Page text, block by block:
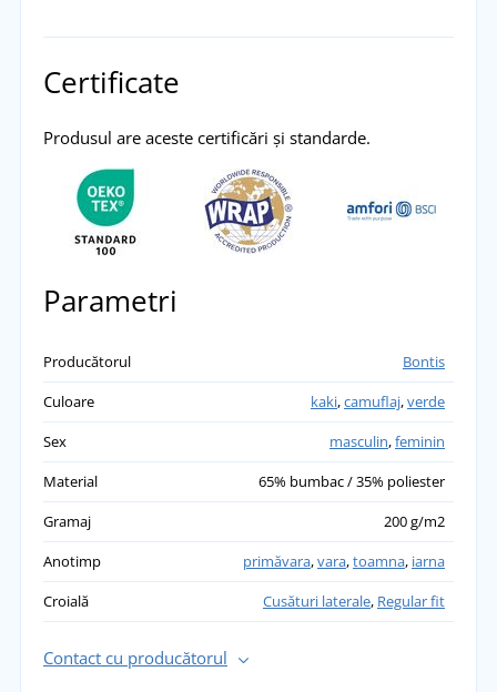
Certificate
Produsul are aceste certificări și standarde.
Parametri
Producătorul
Bontis
Culoare
kaki,camuflaj,verde
Sex
masculin,feminin
Material
65% bumbac / 35% poliester
Gramaj
200 g/m2
Anotimp
primăvara,vara,toamna, iarna
Croială
Cusături laterale, Regular fit
Contact cu producătorul